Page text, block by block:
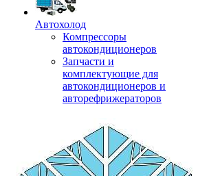
Автохолод
Компрессоры
автокондиционеров
Запчасти и
комплектующие для
автокондиционеров и
авторефрижераторов